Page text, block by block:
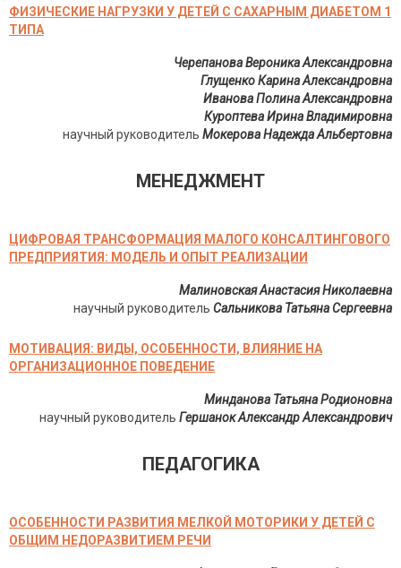
ФИЗИЧЕСКИЕ НАГРУЗКИ У ДЕТЕЙ С САХАРНЫМ ДИАБЕТОМ 1
ТИПА
Черепанова Вероника Александровна
Глущенко Карина Александровна
Иванова Полина Александровна
Куроптева Ирина Владимировна
научный руководитель Мокерова Надежда Альбертовна
МЕНЕДЖМЕНТ
ЦИФРОВАЯ ТРАНСФОРМАЦИЯ МАЛОГО КОНСАЛТИНГОВОГО
ПРЕДПРИЯТИЯ: МОДЕЛЬ И ОПЫТ РЕАЛИЗАЦИИ
Малиновская Анастасия Николаевна
научный руководитель Сальникова Татьяна Сергеевна
МОТИВАЦИЯ: ВИДЫ, ОСОБЕННОСТИ, ВЛИЯНИЕ НА
ОРГАНИЗАЦИОННОЕ ПОВЕДЕНИЕ
Минданова Татьяна Родионовна
научный руководитель Гершанок Александр Александрович
ПЕДАГОГИКА
ОСОБЕННОСТИ РАЗВИТИЯ МЕЛКОЙ МОТОРИКИ У ДЕТЕЙ С
ОБЩИМ НЕДОРАЗВИТИЕМ РЕЧИ